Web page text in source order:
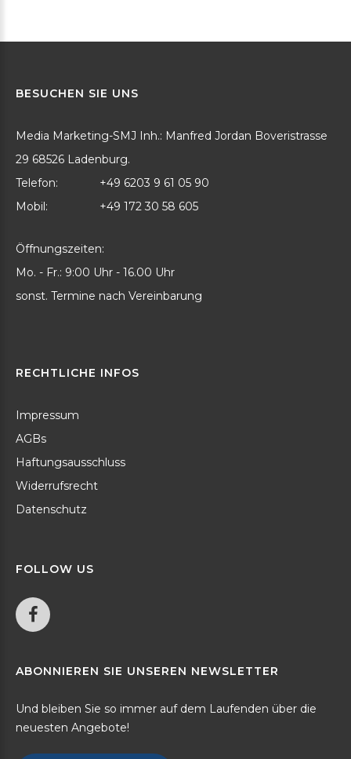
BESUCHEN SIE UNS
Media Marketing-SMJ Inh.: Manfred Jordan Boveristrasse
29 68526 Ladenburg.
Telefon:
+49 6203 9 61 05 90
Mobil:
+49 172 30 58 605
Öffnungszeiten:
Mo. - Fr.: 9:00 Uhr - 16.00 Uhr
sonst. Termine nach Vereinbarung
RECHTLICHE INFOS
Impressum
AGBs
Haftungsausschluss
Widerrufsrecht
Datenschutz
FOLLOW US
ABONNIEREN SIE UNSEREN NEWSLETTER
Und bleiben Sie so immer auf dem Laufenden über die
neuesten Angebote!